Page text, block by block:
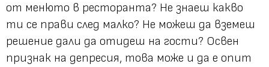
от менюто в ресторанта? Не знаеш какво
ти се прави след малко? Не можеш да вземеш
решение дали да отидеш на гости? Освен
признак на депресия, това може и да е опит